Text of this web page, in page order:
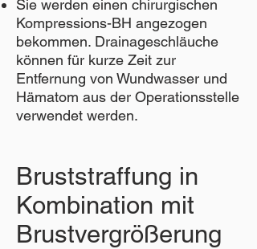
Sie werden einen chirurgischen
Kompressions-BH angezogen
bekommen. Drainageschläuche
können für kurze Zeit zur
Entfernung von Wundwasser und
Hämatom aus der Operationsstelle
verwendet werden.
Bruststraffung in
Kombination mit
Brustvergrößerung